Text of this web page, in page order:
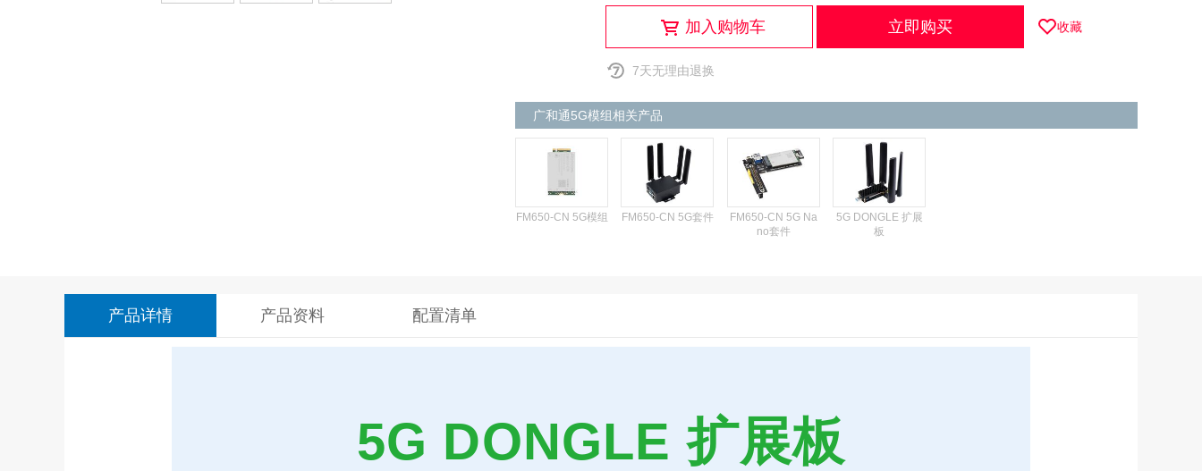
加入购物车 立即购买 收藏
7天无理由退换
广和通5G模组相关产品
FM650-CN 5G模组 FM650-CN 5G套件
FM650-CN 5G Na
no套件
5G DONGLE 扩展
板
产品详情 产品资料 配置清单
5G DONGLE 扩展板